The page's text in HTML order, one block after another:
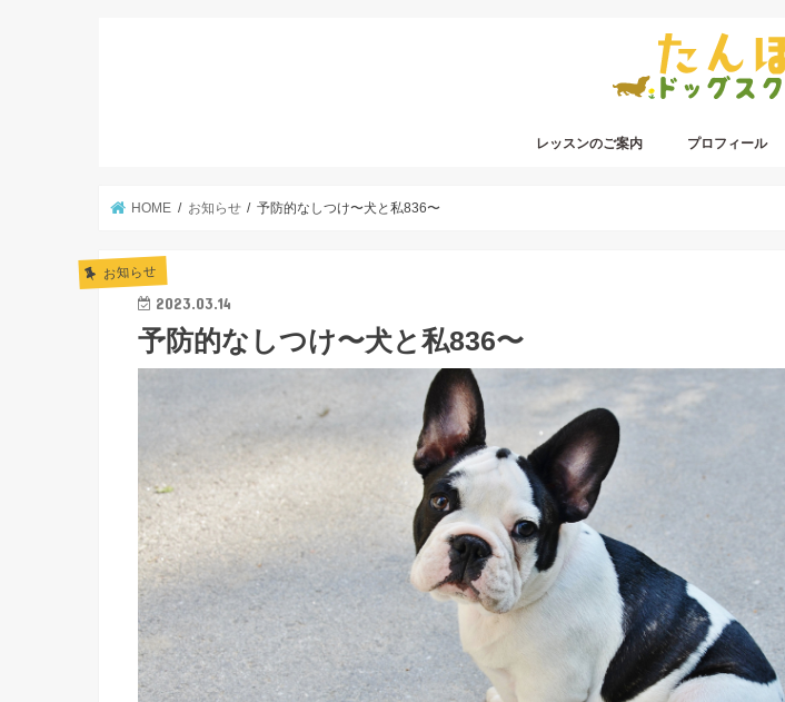
レッスンのご案内 プロフィール
HOME お知らせ 予防的なしつけ〜犬と私836〜
お知らせ
2023.03.14
予防的なしつけ〜犬と私836〜